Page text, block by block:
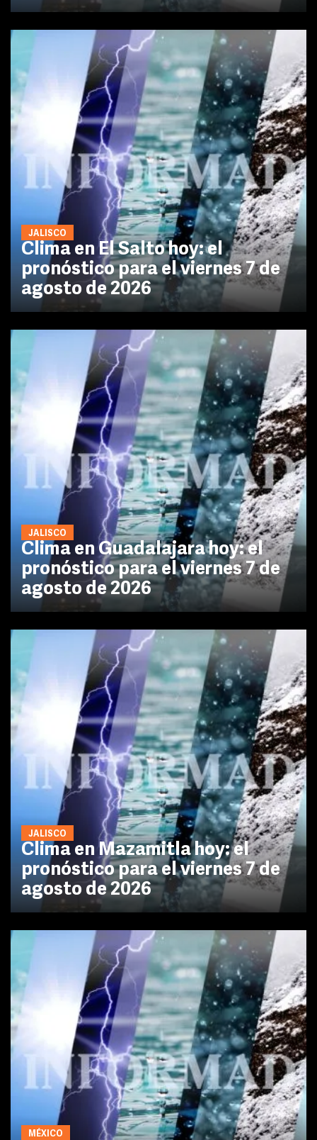
JALISCO
Clima en El Salto hoy: el
pronóstico para el viernes 7 de
agosto de 2026
JALISCO
Clima en Guadalajara hoy: el
pronóstico para el viernes 7 de
agosto de 2026
JALISCO
Clima en Mazamitla hoy: el
pronóstico para el viernes 7 de
agosto de 2026
MÉXICO